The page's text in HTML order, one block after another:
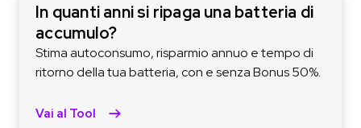
In quanti anni si ripaga una batteria di
accumulo?
Stima autoconsumo, risparmio annuo e tempo di
ritorno della tua batteria, con e senza Bonus 50%.
Vai al Tool